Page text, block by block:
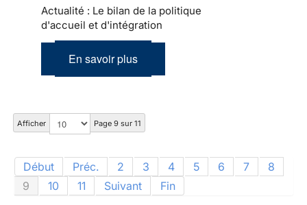
Actualité : Le bilan de la politique
d'accueil et d'intégration
En savoir plus
Afficher Page 9 sur 11
Début Préc. 2 3 4 5 6 7
8
9
10 11 Suivant Fin